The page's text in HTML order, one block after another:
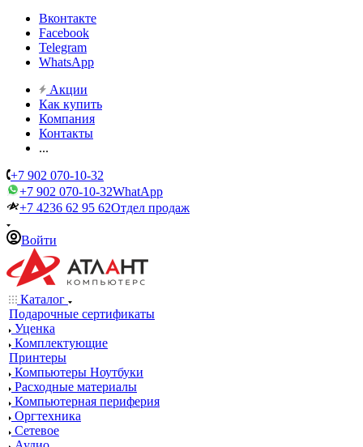
Вконтакте
Facebook
Telegram
WhatsApp
Акции
Как купить
Компания
Контакты
...
+7 902 070-10-32
+7 902 070-10-32WhatApp
+7 4236 62 95 62Отдел продаж
Войти
Каталог
Подарочные сертификаты
Уценка
Комплектующие
Принтеры
Компьютеры Ноутбуки
Расходные материалы
Компьютерная периферия
Оргтехника
Сетевое